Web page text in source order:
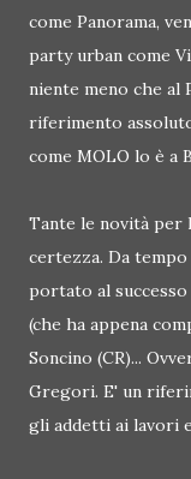
come Panorama,
party urban come
niente meno che al
riferimento
come MOLO lo è a
Tante le novità per
certezza. Da
portato al
(che ha appena
Soncino (CR)...
Gregori. E' un
gli addetti ai lavori